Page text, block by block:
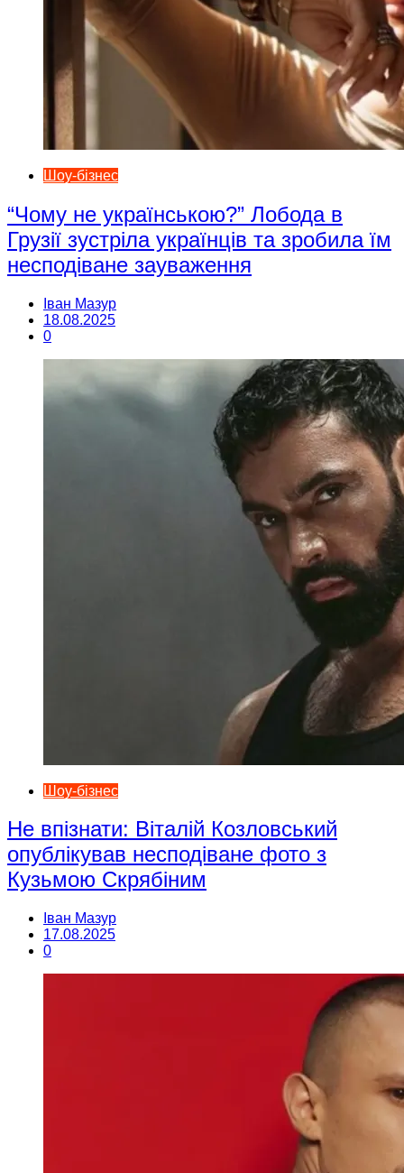
Шоу-бізнес
“Чому не українською?” Лобода в
Грузії зустріла українців та зробила їм
несподіване зауваження
Іван Мазур
18.08.2025
0
Шоу-бізнес
Не впізнати: Віталій Козловський
опублікував несподіване фото з
Кузьмою Скрябіним
Іван Мазур
17.08.2025
0